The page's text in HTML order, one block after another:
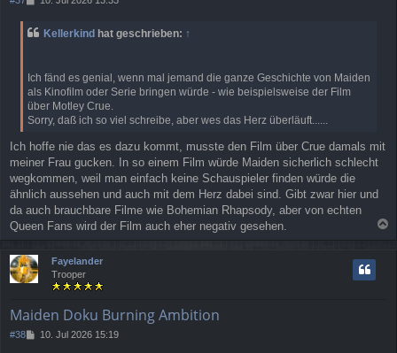
i
t
g
Kellerkind hat geschrieben: ↑
Ich fänd es genial, wenn mal jemand die ganze Geschichte von Maiden
als Kinofilm oder Serie bringen würde - wie beispielsweise der Film
über Motley Crue.
Sorry, daß ich so viel schreibe, aber wes das Herz überläuft......
Ich hoffe nie das es dazu kommt, musste den Film über Crue damals mit
meiner Frau gucken. In so einem Film würde Maiden sicherlich schlecht
wegkommen, weil man einfach keine Schauspieler finden würde die
ähnlich aussehen und auch mit dem Herz dabei sind. Gibt zwar hier und
da auch brauchbare Filme wie Bohemian Rhapsody, aber von echten
Queen Fans wird der Film auch eher negativ gesehen.
a
Fayelander
Trooper
Maiden Doku Burning Ambition
#38
B10. Jul 2026 15:19